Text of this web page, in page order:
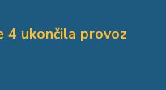
4 ukončila provoz